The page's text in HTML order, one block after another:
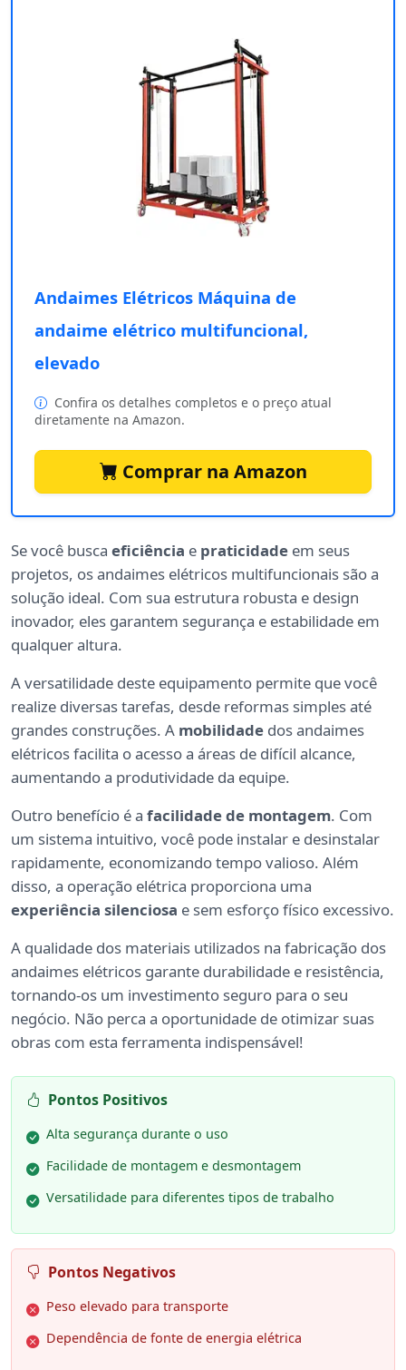
Andaimes Elétricos Máquina de
andaime elétrico multifuncional,
elevado
Confira os detalhes completos e o preço atual
diretamente na Amazon.
Comprar na Amazon
Se você busca eficiência e praticidade em seus
projetos, os andaimes elétricos multifuncionais são a
solução ideal. Com sua estrutura robusta e design
inovador, eles garantem segurança e estabilidade em
qualquer altura.
A versatilidade deste equipamento permite que você
realize diversas tarefas, desde reformas simples até
grandes construções. A mobilidade dos andaimes
elétricos facilita o acesso a áreas de difícil alcance,
aumentando a produtividade da equipe.
Outro benefício é a facilidade de montagem. Com
um sistema intuitivo, você pode instalar e desinstalar
rapidamente, economizando tempo valioso. Além
disso, a operação elétrica proporciona uma
experiência silenciosa e sem esforço físico excessivo.
A qualidade dos materiais utilizados na fabricação dos
andaimes elétricos garante durabilidade e resistência,
tornando-os um investimento seguro para o seu
negócio. Não perca a oportunidade de otimizar suas
obras com esta ferramenta indispensável!
Pontos Positivos
Alta segurança durante o uso
Facilidade de montagem e desmontagem
Versatilidade para diferentes tipos de trabalho
Pontos Negativos
Peso elevado para transporte
Dependência de fonte de energia elétrica